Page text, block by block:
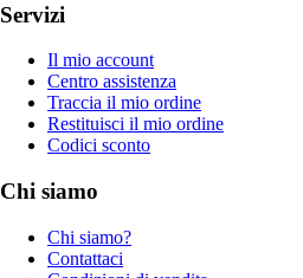
Servizi
Il mio account
Centro assistenza
Traccia il mio ordine
Restituisci il mio ordine
Codici sconto
Chi siamo
Chi siamo?
Contattaci